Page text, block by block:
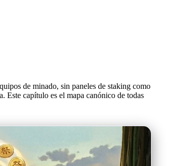
de minado, sin paneles de staking como
capítulo es el mapa canónico de todas